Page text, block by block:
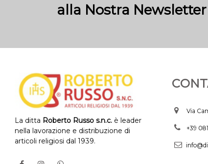
alla Nostra Newsletter
La ditta Roberto Russo s.n.c. è leader
nella lavorazione e distribuzione di
articoli religiosi dal 1939.
Via
+39